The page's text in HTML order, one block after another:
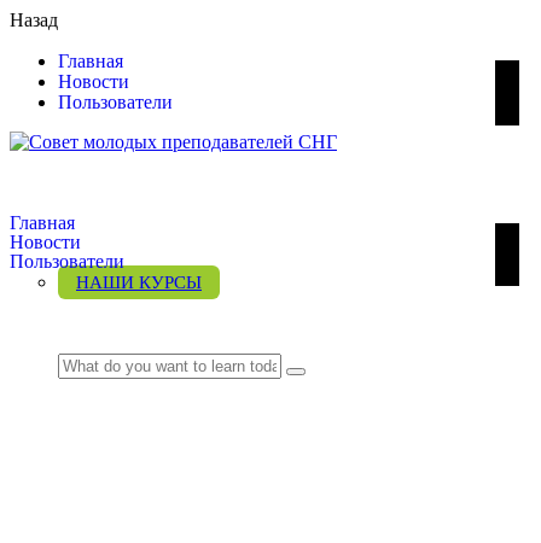
Назад
Главная
Новости
Пользователи
Главная
Новости
Пользователи
НАШИ КУРСЫ